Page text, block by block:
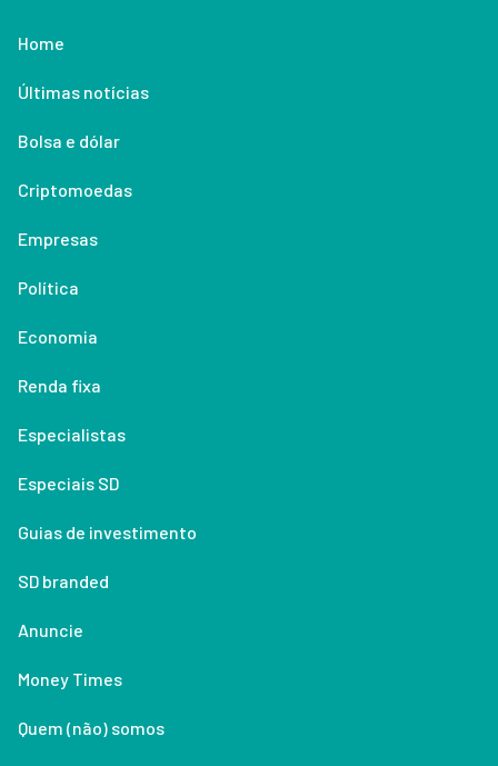
Home
Últimas notícias
Bolsa e dólar
Criptomoedas
Empresas
Política
Economia
Renda fixa
Especialistas
Especiais SD
Guias de investimento
SD branded
Anuncie
Money Times
Quem (não) somos